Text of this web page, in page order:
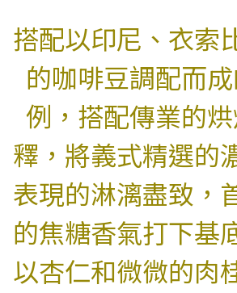
搭配以印尼、衣索
的咖啡豆調配而
例，搭配傳業的
釋，將義式精選的
表現的淋漓盡致，
的焦糖香氣打下基
以杏仁和微微的肉